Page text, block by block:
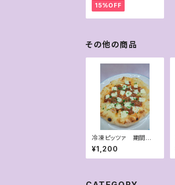
15%OFF
その他の商品
冷凍ピッツァ 期間限
定 和牛の ピッツァ・ボ
ロネーゼ
¥1,200